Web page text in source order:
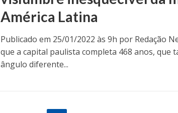
América Latina
Publicado em 25/01/2022 às 9h por Redação
que a capital paulista completa 468 anos, que
ângulo diferente...